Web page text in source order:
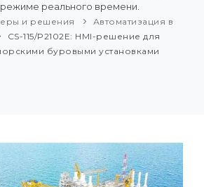
реального времени.
и решения
Автоматизация в
CS-115/P2102E: HMI-решение для
буровыми установками